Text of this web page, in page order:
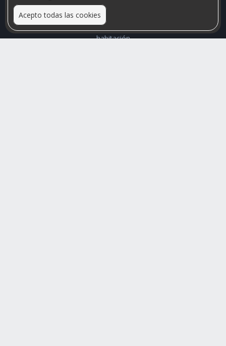
Acepto todas las cookies
Relacionamos personas que arriendan con las que buscan una
habitación